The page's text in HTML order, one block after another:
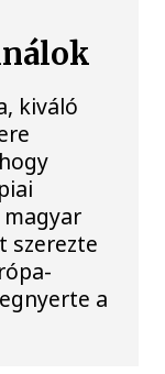
kiváló
szerezte
a